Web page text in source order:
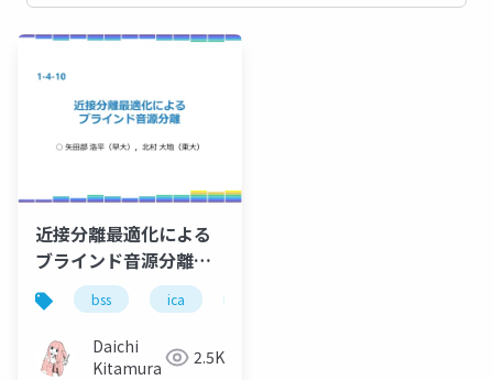
近接分離最適化による
ブラインド⾳源分離
（Blind source
separation via
proximal splitting
algorithm）
bss ica
Daichi
Kitamura
2.5K